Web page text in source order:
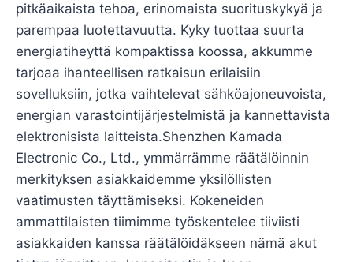
pitkäaikaista tehoa, erinomaista suorituskykyä ja
parempaa luotettavuutta. Kyky tuottaa suurta
energiatiheyttä kompaktissa koossa, akkumme
tarjoaa ihanteellisen ratkaisun erilaisiin
sovelluksiin, jotka vaihtelevat sähköajoneuvoista,
energian varastointijärjestelmistä ja kannettavista
elektronisista laitteista.Shenzhen Kamada
Electronic Co., Ltd., ymmärrämme räätälöinnin
merkityksen asiakkaidemme yksilöllisten
vaatimusten täyttämiseksi. Kokeneiden
ammattilaisten tiimimme työskentelee tiiviisti
asiakkaiden kanssa räätälöidäkseen nämä akut